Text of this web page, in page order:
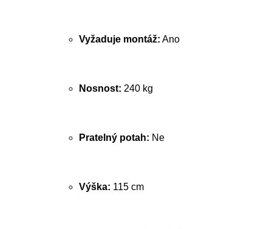
Vyžaduje montáž: Ano
Nosnost: 240 kg
Pratelný potah: Ne
Výška: 115 cm